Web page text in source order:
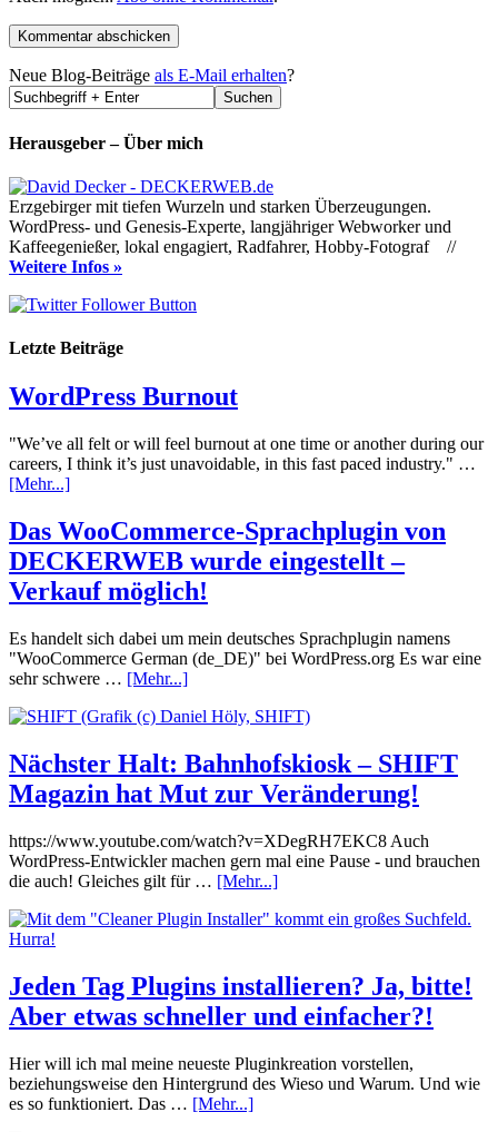
Neue Blog-Beiträge als E-Mail erhalten?
Herausgeber – Über mich
Erzgebirger mit tiefen Wurzeln und starken Überzeugungen.
WordPress- und Genesis-Experte, langjähriger Webworker und
Kaffeegenießer, lokal engagiert, Radfahrer, Hobby-Fotograf //
Weitere Infos »
Letzte Beiträge
WordPress Burnout
"We’ve all felt or will feel burnout at one time or another during our
careers, I think it’s just unavoidable, in this fast paced industry." …
[Mehr...]
Das WooCommerce-Sprachplugin von
DECKERWEB wurde eingestellt –
Verkauf möglich!
Es handelt sich dabei um mein deutsches Sprachplugin namens
"WooCommerce German (de_DE)" bei WordPress.org Es war eine
sehr schwere … [Mehr...]
Nächster Halt: Bahnhofskiosk – SHIFT
Magazin hat Mut zur Veränderung!
https://www.youtube.com/watch?v=XDegRH7EKC8 Auch
WordPress-Entwickler machen gern mal eine Pause - und brauchen
die auch! Gleiches gilt für … [Mehr...]
Jeden Tag Plugins installieren? Ja, bitte!
Aber etwas schneller und einfacher?!
Hier will ich mal meine neueste Pluginkreation vorstellen,
beziehungsweise den Hintergrund des Wieso und Warum. Und wie
es so funktioniert. Das … [Mehr...]